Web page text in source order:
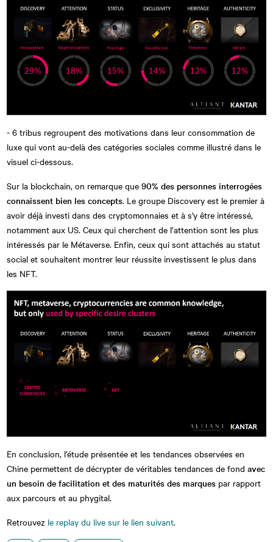
- 6 tribus regroupent des motivations dans leur consommation de
luxe qui vont au-delà des catégories sociales comme illustré dans le
visuel ci-dessous.
Sur la blockchain, on remarque que90% des personnes interrogées
connaissent bien les concepts. Le groupe Discovery est le premier à
avoir déjà investi dans des cryptomonnaies et à s'y être intéressé,
notamment aux US. Ceux qui cherchent de l’attention sont les plus
intéressés par le Métaverse. Enfin, ceux qui sont attachés au statut
social et souhaitent montrer leur réussite investissent le plus dans
les NFT.
En conclusion, l’étude présentée et les tendances observées en
Chine permettent de décrypter de véritables tendances de fondavec
un besoin de facilitation et des maturités des marques par rapport
aux parcours et au phygital.
Retrouvez le replay du live sur le lien suivant.